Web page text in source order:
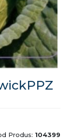
Produs: 104399